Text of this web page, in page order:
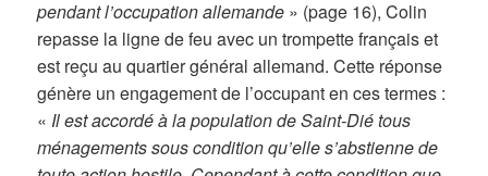
pendant l’occupation allemande » (page 16), Colin
repasse la ligne de feu avec un trompette français et
est reçu au quartier général allemand. Cette réponse
génère un engagement de l’occupant en ces termes :
« Il est accordé à la population de Saint-Dié tous
ménagements sous condition qu’elle s’abstienne de